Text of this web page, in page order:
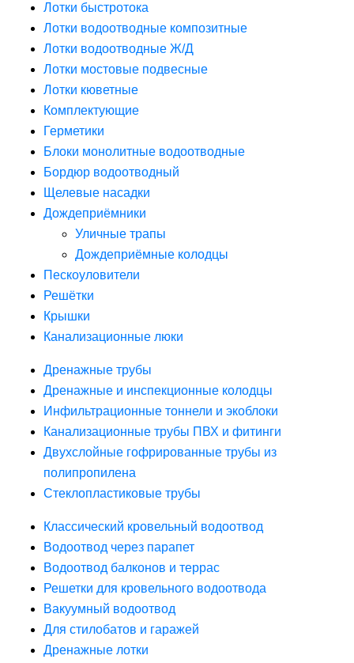
Лотки быстротока
Лотки водоотводные композитные
Лотки водоотводные Ж/Д
Лотки мостовые подвесные
Лотки кюветные
Комплектующие
Герметики
Блоки монолитные водоотводные
Бордюр водоотводный
Щелевые насадки
Дождеприёмники
Уличные трапы
Дождеприёмные колодцы
Пескоуловители
Решётки
Крышки
Канализационные люки
Дренажные трубы
Дренажные и инспекционные колодцы
Инфильтрационные тоннели и экоблоки
Канализационные трубы ПВХ и фитинги
Двухслойные гофрированные трубы из
полипропилена
Стеклопластиковые трубы
Классический кровельный водоотвод
Водоотвод через парапет
Водоотвод балконов и террас
Решетки для кровельного водоотвода
Вакуумный водоотвод
Для стилобатов и гаражей
Дренажные лотки